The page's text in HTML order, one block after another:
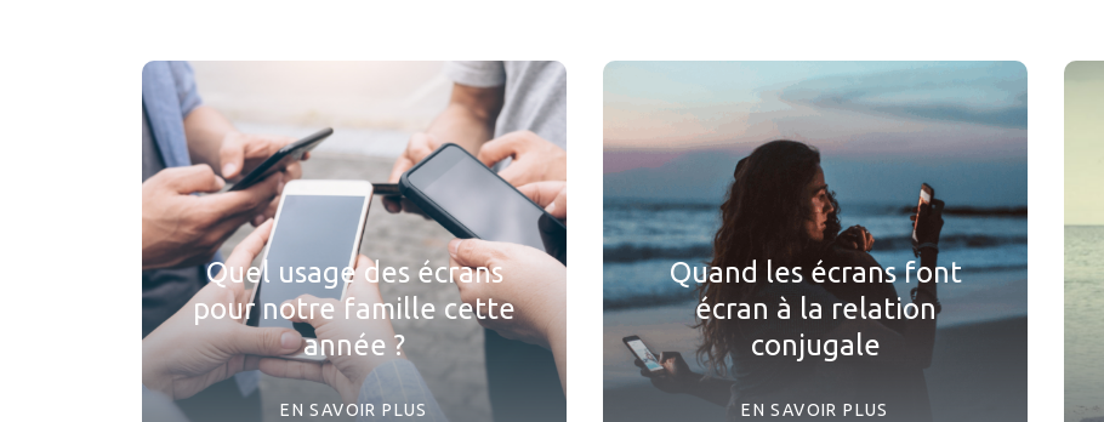
Quel usage des écrans
pour notre famille cette
année ?
EN SAVOIR PLUS
Quand les écrans font
écran à la relation
conjugale
EN SAVOIR PLUS